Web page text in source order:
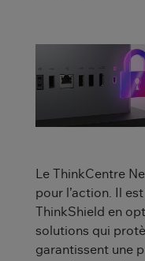
Le ThinkCentre
pour l’action. Il
ThinkShield en
solutions qui
garantissent une